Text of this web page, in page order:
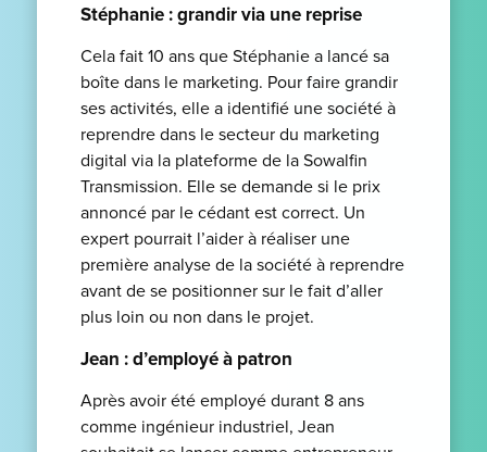
Stéphanie : grandir via une reprise
Cela fait 10 ans que Stéphanie a lancé sa
boîte dans le marketing. Pour faire grandir
ses activités, elle a identifié une société à
reprendre dans le secteur du marketing
digital via la plateforme de la Sowalfin
Transmission. Elle se demande si le prix
annoncé par le cédant est correct. Un
expert pourrait l’aider à réaliser une
première analyse de la société à reprendre
avant de se positionner sur le fait d’aller
plus loin ou non dans le projet.
Jean : d’employé à patron
Après avoir été employé durant 8 ans
comme ingénieur industriel, Jean